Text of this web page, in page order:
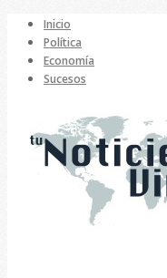
Inicio
Política
Economía
Sucesos